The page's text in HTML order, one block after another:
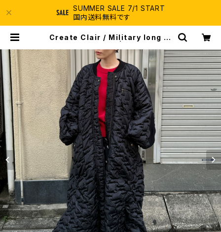
SUMMER SALE 7/1 START
国内送料無料です
Create Clair / Military long ja